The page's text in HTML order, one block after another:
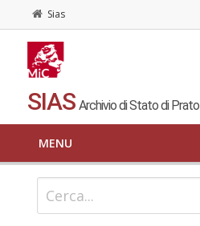
Sias
SIAS Archivio di Stato di Prato
MENU